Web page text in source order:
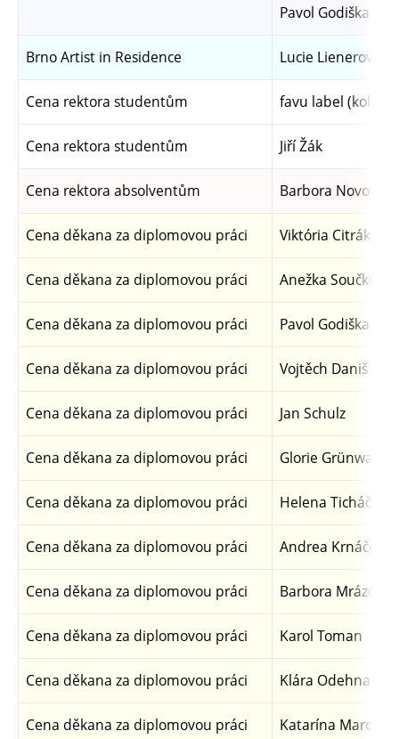
Pavol Godiška
Brno Artist in Residence Lucie Lienerová
Cena rektora studentům favu label
Cena rektora studentům Jiří Žák
Cena rektora absolventům Barbora Novotná
Cena děkana za diplomovou práci Viktória Citráková
Cena děkana za diplomovou práci Anežka Součková
Cena děkana za diplomovou práci Pavol Godiška
Cena děkana za diplomovou práci Vojtěch Daniš
Cena děkana za diplomovou práci Jan Schulz
Cena děkana za diplomovou práci Glorie
Cena děkana za diplomovou práci Helena
Cena děkana za diplomovou práci Andrea Krnáčová
Cena děkana za diplomovou práci Barbora Mrázová
Cena děkana za diplomovou práci Karol Toman
Cena děkana za diplomovou práci Klára Odehnalová
Cena děkana za diplomovou práci Katarína